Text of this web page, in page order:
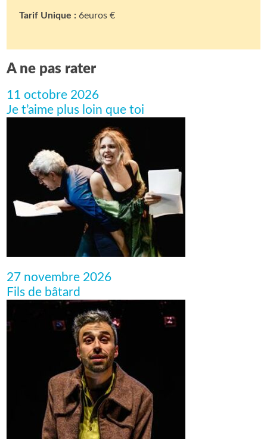
Tarif Unique : 6euros €
A ne pas rater
11 octobre 2026
Je t’aime plus loin que toi
27 novembre 2026
Fils de bâtard